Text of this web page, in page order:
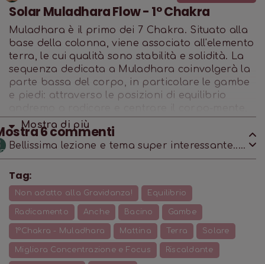
Solar Muladhara Flow - 1° Chakra
Muladhara è il primo dei 7 Chakra. Situato alla
base della colonna, viene associato all'elemento
terra, le cui qualità sono stabilità e solidità. La
sequenza dedicata a Muladhara coinvolgerà la
parte bassa del corpo, in particolare le gambe
e piedi: attraverso le posizioni di equilibrio
per questo motivo, la pratica è particolarmente
adatta per quei momenti in cui ci sentiamo "per
aria" e abbiamo bisogno di ritornare alla
stabilità della terra.
Mostra di più
6commenti
Bellissima lezione e tema super interessante...
W Stefano!
Tag:
Non adatto alla Gravidanza! Equilibrio
Radicamento Anche Bacino Gambe
1°Chakra - Muladhara Mattina Terra Solare
Migliora Concentrazione e Focus Riscaldante